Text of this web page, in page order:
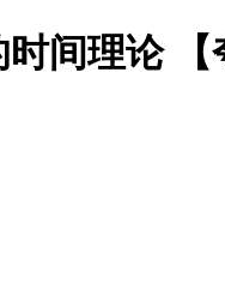
间理论 【